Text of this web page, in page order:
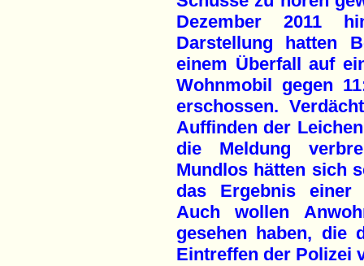
Dezember 2011
Darstellung hatten
einem Überfall auf
Wohnmobil gegen
erschossen.
Auffinden der
die Meldung
Mundlos hätten sich
das Ergebnis einer
Auch wollen
gesehen haben, die
Eintreffen der Polizei